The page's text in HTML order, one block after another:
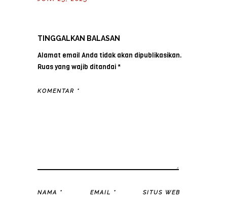
TINGGALKAN BALASAN
Alamat email Anda tidak akan dipublikasikan.
Ruas yang wajib ditandai*
KOMENTAR *
NAMA * EMAIL * SITUS WEB